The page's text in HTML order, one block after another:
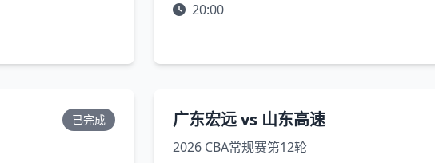
20:00
已完成 广东宏远 vs 山东高速
2026 CBA常规赛第12轮